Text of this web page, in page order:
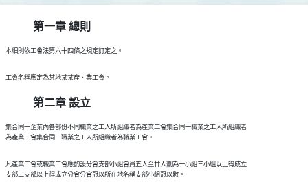
第一章 總則
第二章 設立
  集合同一企業內各部份不同職業之工人所組織者為產業工會集合同一職業之工人所組織者
  凡產業工會或職業工會應酌設分會支部小組會員五人至廿人劃為一小組三小組以上得成立